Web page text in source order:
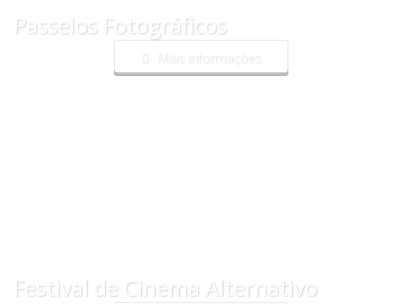
Passeios Fotográficos
Mais informações
Festival de Cinema Alternativo